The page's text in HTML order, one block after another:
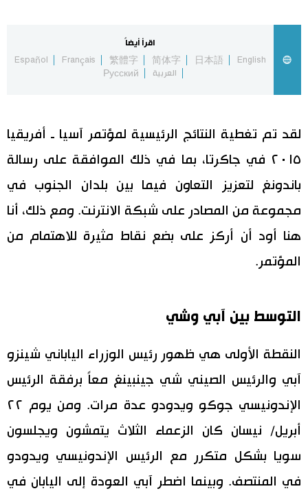
أشخاص
تجارب وآراء
سياسة
اقتصاد
مجتمع
ثقافة
لايف ستايل
طوكيو
إعلان
اللغة اليابانية
موسوعة اليابان
هو وهي
المطبخ الياباني
تواصل معنا
اقرأ أيضاً
English
日本語
简体字
繁體字
Français
Español
العربية
Русский
لقد تم تغطية النتائج الرئيسية لمؤتمر آسيا ـ أفريقيا
٢٠١٥ في جاكرتا، بما في ذلك الموافقة على رسالة
باندونغ لتعزيز التعاون فيما بين بلدان الجنوب في
مجموعة من المصادر على شبكة الانترنت. ومع ذلك، أنا
هنا أود أن أركز على بضع نقاط مثيرة للاهتمام من
المؤتمر.
التوسط بين آبي وشي
النقطة الأولى هي ظهور رئيس الوزراء الياباني شينزو
آبي والرئيس الصيني شي جينبينغ معاً برفقة الرئيس
الإندونيسي جوكو ويدودو عدة مرات. ومن يوم ٢٢
أبريل/ نيسان كان الزعماء الثلاث يتمشون ويجلسون
سويا بشكل متكرر مع الرئيس الإندونيسي ويدودو
في المنتصف. وبينما اضطر آبي العودة إلى اليابان في